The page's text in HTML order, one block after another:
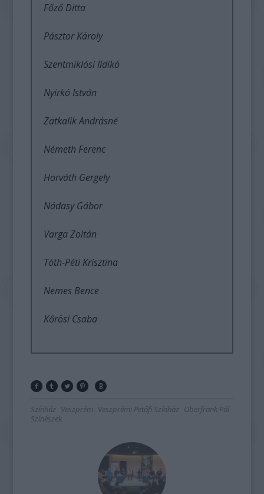
Főző Ditta
Pásztor Károly
Szentmiklósi Ildikó
Nyirkó István
Zatkalik Andrásné
Németh Ferenc
Horváth Gergely
Nádasy Gábor
Varga Zoltán
Tóth-Péti Krisztina
Nemes Bence
Kőrösi Csaba
Színház Veszprém Veszprémi Petőfi Színház Oberfrank Pál
Színészek